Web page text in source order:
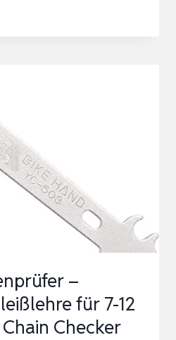
–
für 7-12
Checker